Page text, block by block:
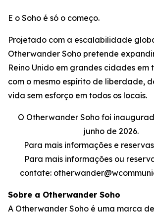
E o Soho é só o começo.
Projetado com a escalabilidade
Otherwander Soho pretende
Reino Unido em grandes cidades em
com o mesmo espírito de liberdade,
vida sem esforço em todos os locais.
O Otherwander Soho foi
junho de 2026.
Para mais informações e
Para mais informações ou
contate:
Sobre a Otherwander Soho
A Otherwander Soho é uma marca